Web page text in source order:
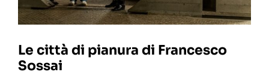
Le città di pianura di Francesco
Sossai